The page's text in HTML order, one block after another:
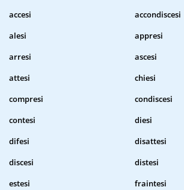
accesi
accondiscesi
alesi
appresi
arresi
ascesi
attesi
chiesi
compresi
condiscesi
contesi
diesi
difesi
disattesi
discesi
distesi
estesi
fraintesi